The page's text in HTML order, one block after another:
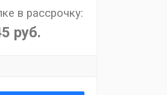
в рассрочку:
руб.